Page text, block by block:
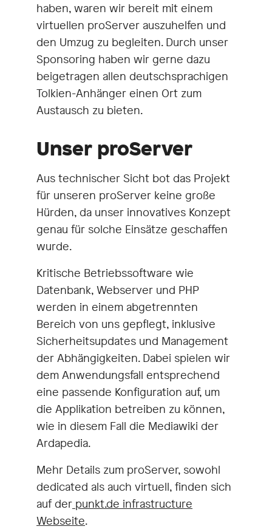
haben, waren wir bereit mit einem
virtuellen proServer auszuhelfen und
den Umzug zu begleiten. Durch unser
Sponsoring haben wir gerne dazu
beigetragen allen deutschsprachigen
Tolkien-Anhänger einen Ort zum
Austausch zu bieten.
Unser proServer
Aus technischer Sicht bot das Projekt
für unseren proServer keine große
Hürden, da unser innovatives Konzept
genau für solche Einsätze geschaffen
wurde.
Kritische Betriebssoftware wie
Datenbank, Webserver und PHP
werden in einem abgetrennten
Bereich von uns gepflegt, inklusive
Sicherheitsupdates und Management
der Abhängigkeiten. Dabei spielen wir
dem Anwendungsfall entsprechend
eine passende Konfiguration auf, um
die Applikation betreiben zu können,
wie in diesem Fall die Mediawiki der
Ardapedia.
Mehr Details zum proServer, sowohl
dedicated als auch virtuell, finden sich
auf der punkt.de infrastructure
Webseite.